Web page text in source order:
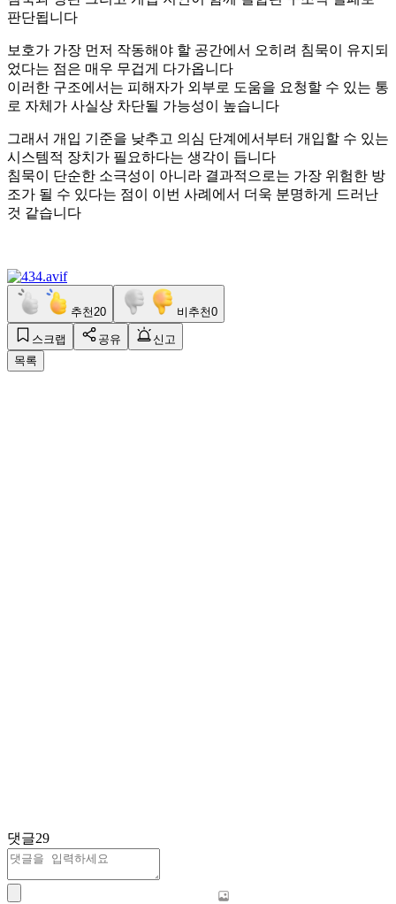
판단됩니다
보호가 가장 먼저 작동해야 할 공간에서 오히려 침묵이 유지되
었다는 점은 매우 무겁게 다가옵니다
이러한 구조에서는 피해자가 외부로 도움을 요청할 수 있는 통
로 자체가 사실상 차단될 가능성이 높습니다
그래서 개입 기준을 낮추고 의심 단계에서부터 개입할 수 있는
시스템적 장치가 필요하다는 생각이 듭니다
침묵이 단순한 소극성이 아니라 결과적으로는 가장 위험한 방
조가 될 수 있다는 점이 이번 사례에서 더욱 분명하게 드러난
것 같습니다
추천 20 비추천0
스크랩 공유
신고
목록
댓글29